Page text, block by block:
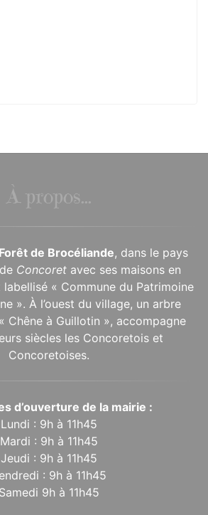
À propos...
Forêt de Brocéliande, dans le pays
Concoret avec ses maisons en
labellisé « Commune du Patrimoine
». À l’ouest du village, un arbre
Chêne à Guillotin », accompagne
siècles les Concoretois et
Concoretoises.
d’ouverture de la mairie :
Lundi : 9h à 11h45
Mardi : 9h à 11h45
Jeudi : 9h à 11h45
: 9h à 11h45
Samedi 9h à 11h45